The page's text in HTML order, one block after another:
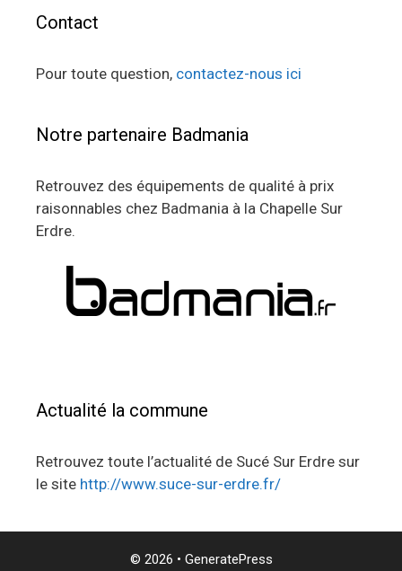
Contact
Pour toute question, contactez-nous ici
Notre partenaire Badmania
Retrouvez des équipements de qualité à prix
raisonnables chez Badmania à la Chapelle Sur
Erdre.
Actualité la commune
Retrouvez toute l’actualité de Sucé Sur Erdre sur
le site http://www.suce-sur-erdre.fr/
© 2026 • GeneratePress